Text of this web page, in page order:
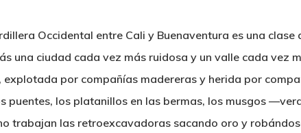
Occidental entre Cali y Buenaventura es una
una ciudad cada vez más ruidosa y un valle cada vez
por compañías madereras y herida por
puentes, los platanillos en las bermas, los musgos
trabajan las retroexcavadoras sacando oro y